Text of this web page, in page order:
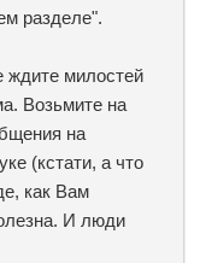
разделе".
ждите милостей
Возьмите на
на
(кстати, а что
как Вам
И люди